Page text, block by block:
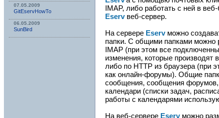
07.05.2009
GitEservHowTo
06.05.2009
SunBird
IMAP, либо работать с ней в
Eservвеб-сервер.
На сервере Eservможно
папки. С общими папками можно
IMAP (при этом все
изменения, которые производят
либо по HTTP из браузера (при
как онлайн-форумы). Общие
сообщения, сообщения
календари (списки задач,
работы с календарями
На веб-сервере Eservможно